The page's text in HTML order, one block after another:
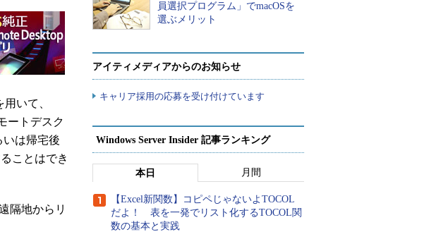
いて、
ートデスク
いは帰宅後
ことはでき
隔地からリ
員選択プログラム」でmacOSを
選ぶメリット
アイティメディアからのお知らせ
キャリア採用の応募を受け付けています
Windows Server Insider 記事ランキング
本日 月間
【Excel新関数】コピペじゃないよTOCOL
だよ！ 表を一発でリスト化するTOCOL関
数の基本と実践